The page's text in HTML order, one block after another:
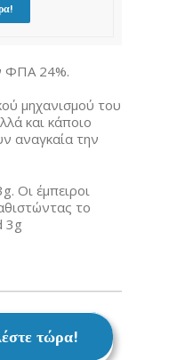
ΦΠΑ 24%.
μηχανισμού του
και κάποιο
αναγκαία την
Οι έμπειροι
το
3g
τώρα!